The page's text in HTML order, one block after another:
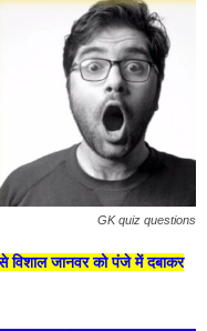
GK quiz questions
विशाल जानवर को पंजे में दबाकर